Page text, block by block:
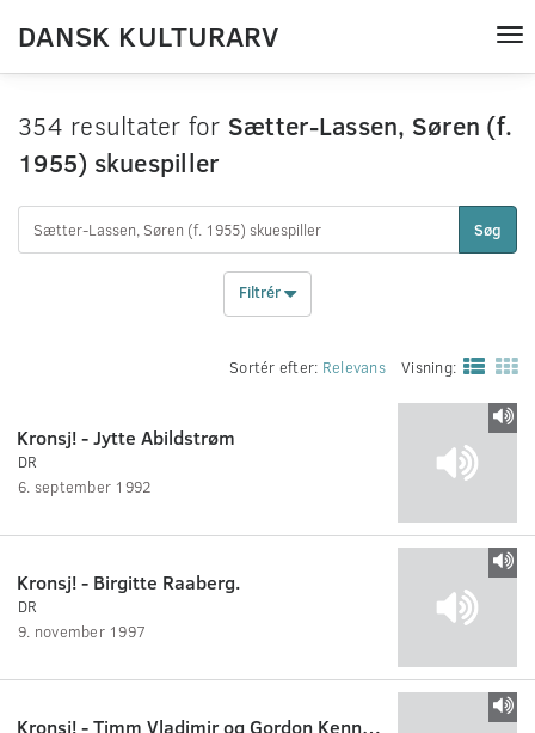
DANSK KULTURARV
354 resultater for Sætter-Lassen, Søren (f.
1955) skuespiller
Søg
Filtrér
Sortér efter: Relevans Visning:
Kronsj! - Jytte Abildstrøm
DR
6. september 1992
Kronsj! - Birgitte Raaberg.
DR
9. november 1997
Kronsj! - Timm Vladimir og Gordon Kennedy.